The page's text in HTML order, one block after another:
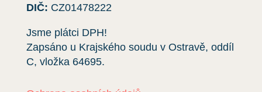
DIČ: CZ01478222
Jsme plátci DPH!
Zapsáno u Krajského soudu v Ostravě, oddíl
C, vložka 64695.